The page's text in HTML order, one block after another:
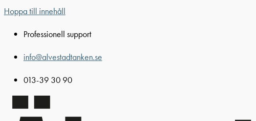
Hoppa till innehåll
Professionell support
info@alvestadtanken.se
013-39 30 90